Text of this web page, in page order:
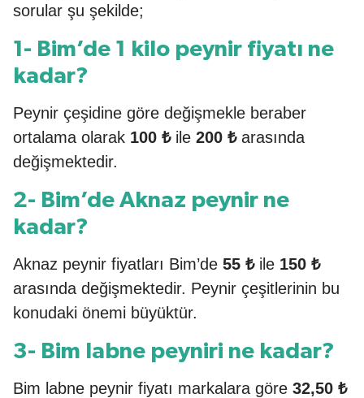
sorular şu şekilde;
1- Bim’de 1 kilo peynir fiyatı ne
kadar?
Peynir çeşidine göre değişmekle beraber
ortalama olarak 100 ₺ ile 200 ₺ arasında
değişmektedir.
2- Bim’de Aknaz peynir ne
kadar?
Aknaz peynir fiyatları Bim’de 55 ₺ ile 150 ₺
arasında değişmektedir. Peynir çeşitlerinin bu
konudaki önemi büyüktür.
3- Bim labne peyniri ne kadar?
Bim labne peynir fiyatı markalara göre 32,50 ₺